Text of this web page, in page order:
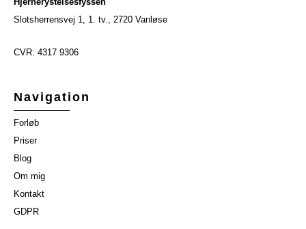
Slotsherrensvej 1, 1. tv., 2720 Vanløse
CVR: 4317 9306
Navigation
Forløb
Priser
Blog
Om mig
Kontakt
GDPR